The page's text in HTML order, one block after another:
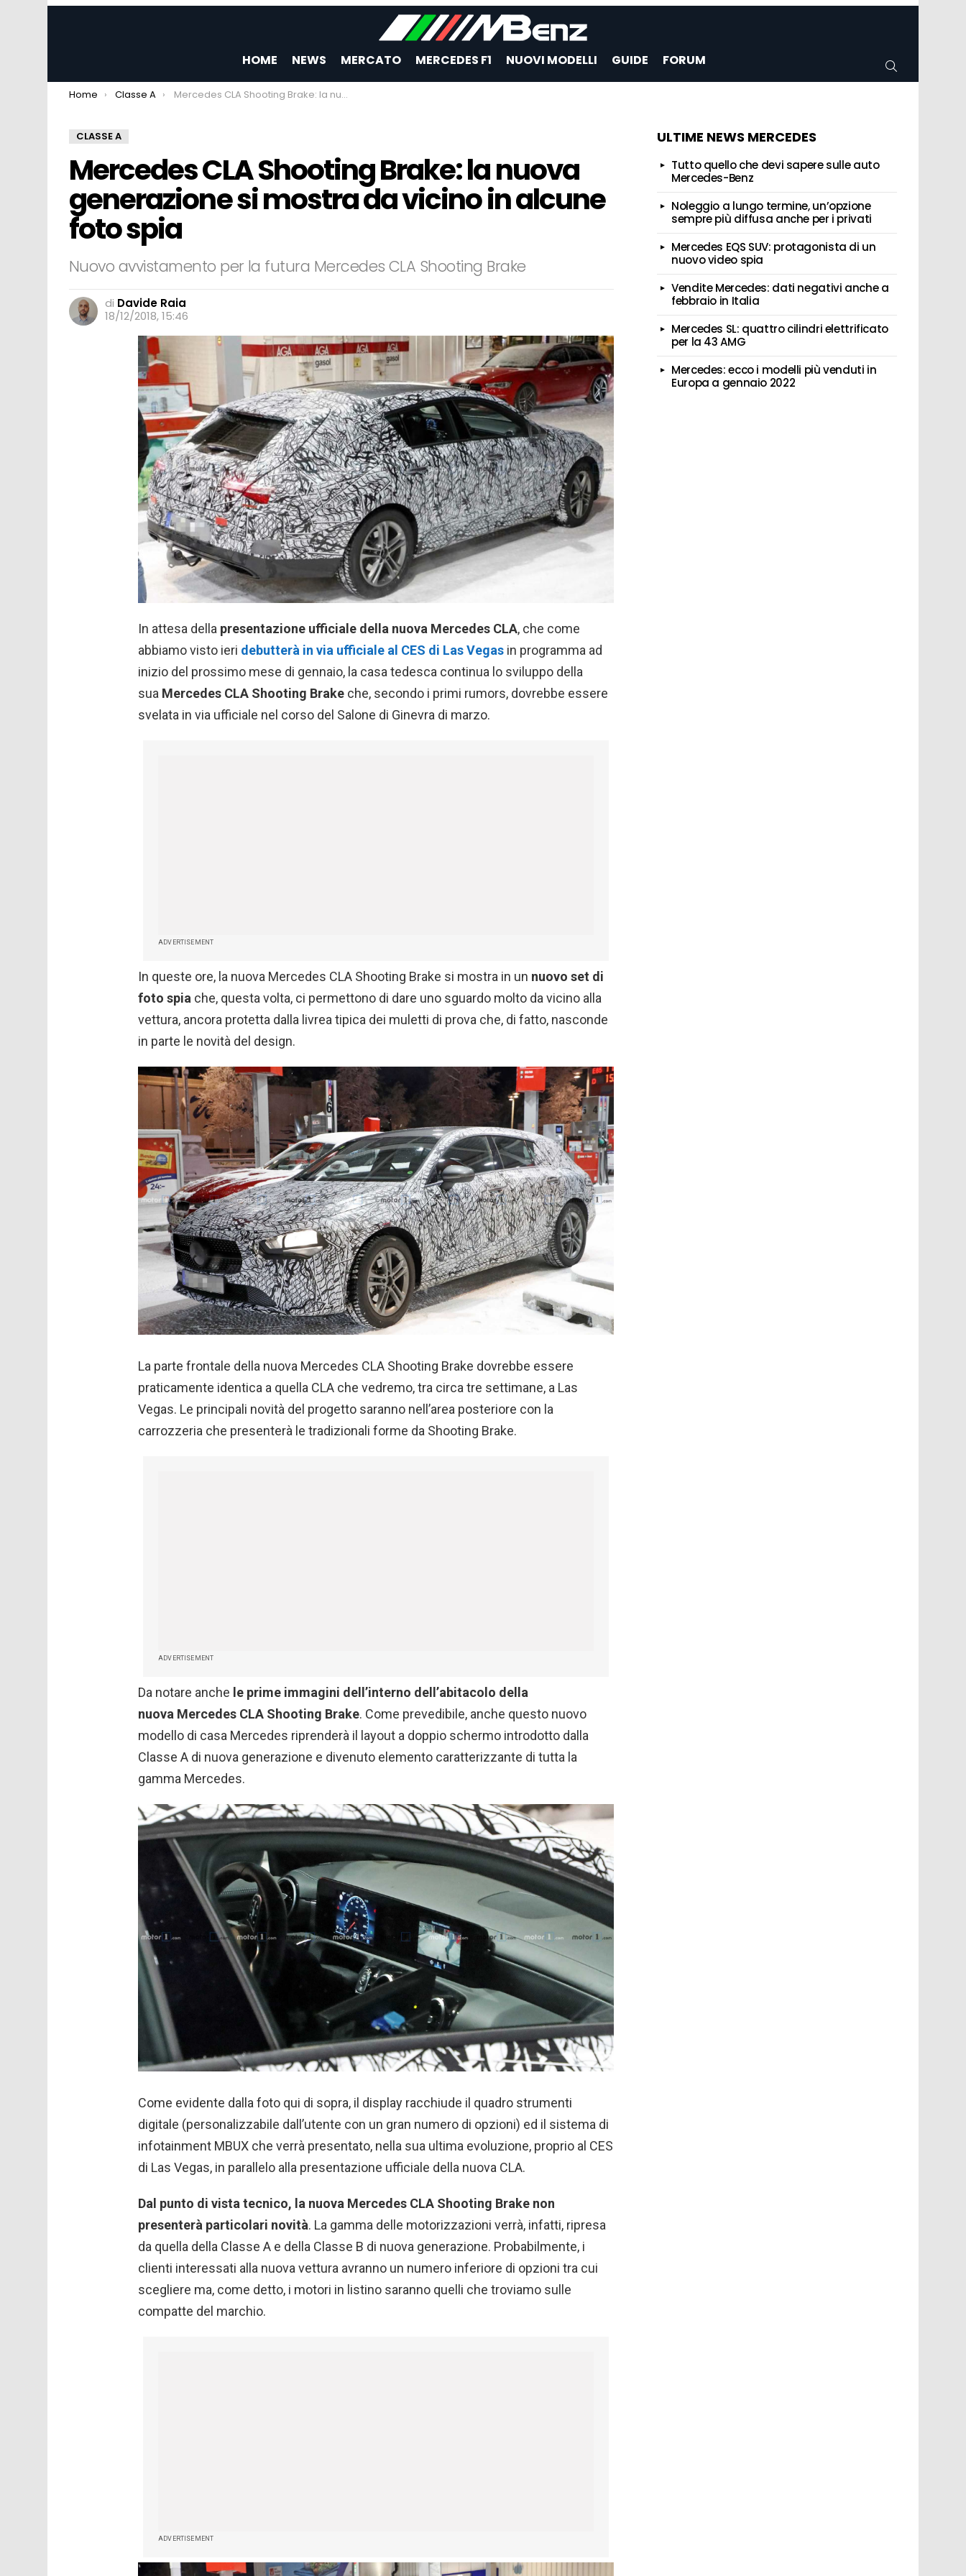
HOME NEWS MERCATO MERCEDES F1 NUOVI MODELLI GUIDE FORUM
You are here:
Home Classe A Mercedes CLA Shooting Brake: la nuova generazione si mostra da vicino in alcune foto spia
CLASSE A
Mercedes CLA Shooting Brake: la nuova
generazione si mostra da vicino in alcune
foto spia
Nuovo avvistamento per la futura Mercedes CLA Shooting Brake
di Davide Raia
18/12/2018, 15:46
In attesa della presentazione ufficiale della nuova Mercedes CLA, che come
abbiamo visto ieri debutterà in via ufficiale al CES di Las Vegas in programma ad
inizio del prossimo mese di gennaio, la casa tedesca continua lo sviluppo della
sua Mercedes CLA Shooting Brake che, secondo i primi rumors, dovrebbe essere
svelata in via ufficiale nel corso del Salone di Ginevra di marzo.
ADVERTISEMENT
In queste ore, la nuova Mercedes CLA Shooting Brake si mostra in un nuovo set di
foto spia che, questa volta, ci permettono di dare uno sguardo molto da vicino alla
vettura, ancora protetta dalla livrea tipica dei muletti di prova che, di fatto, nasconde
in parte le novità del design.
La parte frontale della nuova Mercedes CLA Shooting Brake dovrebbe essere
praticamente identica a quella CLA che vedremo, tra circa tre settimane, a Las
Vegas. Le principali novità del progetto saranno nell’area posteriore con la
carrozzeria che presenterà le tradizionali forme da Shooting Brake.
ADVERTISEMENT
Da notare anche le prime immagini dell’interno dell’abitacolo della
nuova Mercedes CLA Shooting Brake. Come prevedibile, anche questo nuovo
modello di casa Mercedes riprenderà il layout a doppio schermo introdotto dalla
Classe A di nuova generazione e divenuto elemento caratterizzante di tutta la
gamma Mercedes.
Come evidente dalla foto qui di sopra, il display racchiude il quadro strumenti
digitale (personalizzabile dall’utente con un gran numero di opzioni) ed il sistema di
infotainment MBUX che verrà presentato, nella sua ultima evoluzione, proprio al CES
di Las Vegas, in parallelo alla presentazione ufficiale della nuova CLA.
Dal punto di vista tecnico, la nuova Mercedes CLA Shooting Brake non
presenterà particolari novità. La gamma delle motorizzazioni verrà, infatti, ripresa
da quella della Classe A e della Classe B di nuova generazione. Probabilmente, i
clienti interessati alla nuova vettura avranno un numero inferiore di opzioni tra cui
scegliere ma, come detto, i motori in listino saranno quelli che troviamo sulle
compatte del marchio.
ADVERTISEMENT
ULTIME NEWS MERCEDES
Tutto quello che devi sapere sulle auto
Mercedes-Benz
Noleggio a lungo termine, un’opzione
sempre più diffusa anche per i privati
Mercedes EQS SUV: protagonista di un
nuovo video spia
Vendite Mercedes: dati negativi anche a
febbraio in Italia
Mercedes SL: quattro cilindri elettrificato
per la 43 AMG
Mercedes: ecco i modelli più venduti in
Europa a gennaio 2022